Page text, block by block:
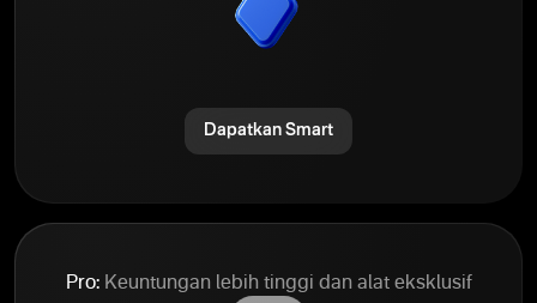
Dapatkan Smart
Pro:Keuntungan lebih tinggi dan alat eksklusif